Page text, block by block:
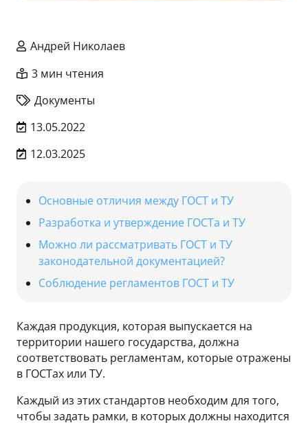
Андрей Николаев
3 мин чтения
Документы
13.05.2022
12.03.2025
Каждая продукция, которая выпускается на
территории нашего государства, должна
соответствовать регламентам, которые отражены
в ГОСТах или ТУ.
Каждый из этих стандартов необходим для того,
чтобы задать рамки, в которых должны находится
Основные отличия между ГОСТ и ТУ
Разработка и утверждение ГОСТа и ТУ
Можно ли рассматривать ГОСТ и ТУ
законодательной документацией?
Соблюдение регламентов ГОСТ и ТУ